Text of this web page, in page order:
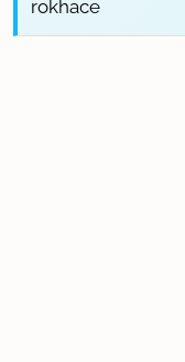
rokhace